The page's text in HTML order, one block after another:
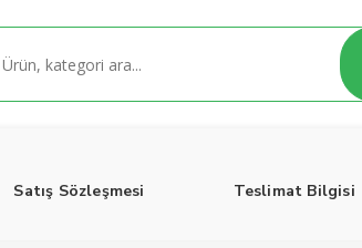
Satış Sözleşmesi Teslimat Bilgisi